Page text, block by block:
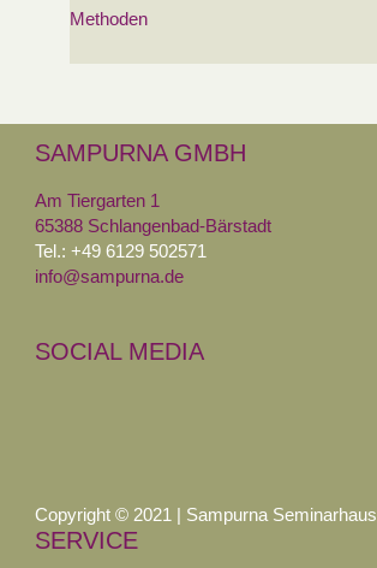
Methoden
SAMPURNA GMBH
Am Tiergarten 1
65388 Schlangenbad-Bärstadt
Tel.: +49 6129 502571
info@sampurna.de
SOCIAL MEDIA
Copyright © 2021 | Sampurna Seminarhaus
SERVICE